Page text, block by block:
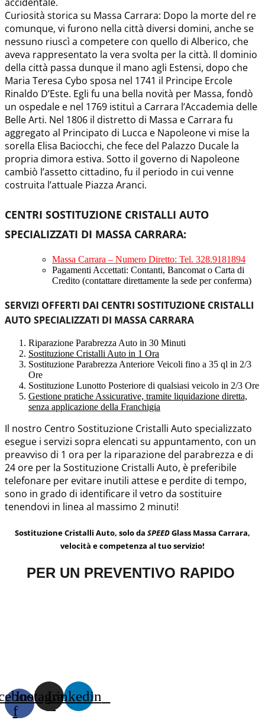
Curiosità storica su Massa Carrara: Dopo la morte del re
comunque, vi furono nella città diversi domini, anche se
nessuno riuscì a competere con quello di Alberico, che
aveva rappresentato la vera svolta per la città. Il dominio
della città passa dunque il mano agli Estensi, dopo che
Maria Teresa Cybo sposa nel 1741 il Principe Ercole
Rinaldo D’Este. Egli fu una bella novità per Massa, fondò
un ospedale e nel 1769 istituì a Carrara l’Accademia delle
Belle Arti. Nel 1806 il distretto di Massa e Carrara fu
aggregato al Principato di Lucca e Napoleone vi mise la
sorella Elisa Baciocchi, che fece del Palazzo Ducale la
propria dimora estiva. Sotto il governo di Napoleone
cambiò l’assetto cittadino, fu il periodo in cui venne
costruita l’attuale Piazza Aranci.
CENTRI SOSTITUZIONE CRISTALLI AUTO
SPECIALIZZATI DI MASSA CARRARA:
Massa Carrara – Numero Diretto: Tel. 328.9181894
Pagamenti Accettati: Contanti, Bancomat o Carta di
Credito (contattare direttamente la sede per conferma)
SERVIZI OFFERTI DAI CENTRI SOSTITUZIONE CRISTALLI
AUTO SPECIALIZZATI DI MASSA CARRARA
Riparazione Parabrezza Auto in 30 Minuti
Sostituzione Cristalli Auto in 1 Ora
Sostituzione Parabrezza Anteriore Veicoli fino a 35 ql in 2/3
Ore
Sostituzione Lunotto Posteriore di qualsiasi veicolo in 2/3 Ore
Gestione pratiche Assicurative, tramite liquidazione diretta,
senza applicazione della Franchigia
Il nostro Centro Sostituzione Cristalli Auto specializzato
esegue i servizi sopra elencati su appuntamento, con un
preavviso di 1 ora per la riparazione del parabrezza e di
24 ore per la Sostituzione Cristalli Auto, è preferibile
telefonare per evitare inutili attese e perdite di tempo,
sono in grado di identificare il vetro da sostituire
tenendovi in linea al massimo 2 minuti!
Sostituzione Cristalli Auto, solo da SPEEDGlass Massa Carrara,
velocità e competenza al tuo servizio!
PER UN PREVENTIVO RAPIDO
f
InstagramLinkedin